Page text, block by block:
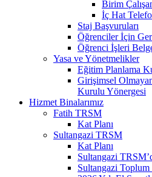
Birim
İç Hat
Staj Başvuruları
Öğrenciler İçin
Öğrenci İşleri
Yasa ve Yönetmelikler
Eğitim Planlama
Girişimsel
Kurulu Yönergesi
Hizmet Binalarımız
Fatih TRSM
Kat Planı
Sultangazi TRSM
Kat Planı
Sultangazi
Sultangazi